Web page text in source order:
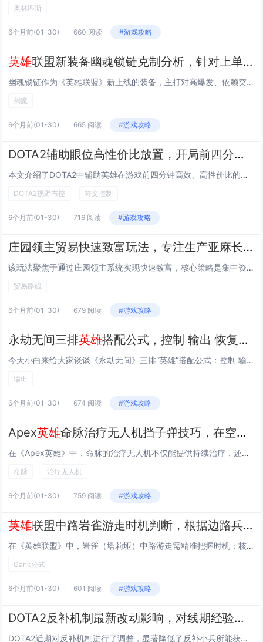
奥林匹斯
6个月前(01-30) 660 阅读 #游戏攻略
英雄联盟新装备幽魂锁链克制分析，针对上单剑魔与鳄鱼的主动使用时机
幽魂锁链作为《英雄联盟》新上线的装备，主打对高爆发、依赖突进与近战换血英雄的克制，尤其针对上单剑魔与鳄鱼效果显著，其主动技能可施加“幽魂标记”，使目标在3秒内受到的后续伤害提升，并禁用位移与治疗效果——完美反制剑魔开大后的强杀链及鳄鱼E技能...
剑魔
6个月前(01-30) 665 阅读 #游戏攻略
DOTA2辅助眼位高性价比放置，开局前四分钟控制符与防Gank的视野布控
本文介绍了DOTA2中辅助英雄在游戏前四分钟高效、高性价比的眼位布置策略，重点围绕河道符点控制与关键路口视野布控展开，强调在劣势路三角区、中路野区入口、己方野区隘口等位置优先插假眼或真眼，以兼顾抢符成功率与防Gank预警，建议结合己方英雄分...
DOTA2视野布控 符文控制
6个月前(01-30) 716 阅读 #游戏攻略
庄园领主贸易快速致富玩法，专注生产亚麻长袍并建立贸易路线的规划
该玩法聚焦于通过庄园领主系统实现快速致富，核心策略是集中资源高效生产亚麻长袍——一种需求稳定、加工链短、利润可观的基础制成品，玩家需优先升级亚麻种植、亚麻布纺织与裁缝工坊，确保原料自给与产能协同；同时规划多条高效贸易路线，对接高需求城镇（如...
贸易路线
6个月前(01-30) 679 阅读 #游戏攻略
永劫无间三排英雄搭配公式，控制 输出 恢复的版本最优解组合推荐
今天小白来给大家谈谈《永劫无间》三排“英雄”搭配公式：控制 输出 恢复的版本最优解组合推荐。，以及对应的知识点，希望对大家有所帮助，不要忘了收藏本站呢今天给各位分享《永劫无间》三排“英雄”搭配公式：控制 输出 恢复的版本最优解组合推荐。的知...
输出
6个月前(01-30) 674 阅读 #游戏攻略
Apex英雄命脉治疗无人机挡子弹技巧，在空旷地带利用无人机作为临时掩体
在《Apex英雄》中，命脉的治疗无人机不仅能提供持续治疗，还可作为战术掩体使用，玩家可在空旷地带主动部署无人机，利用其坚固的实体模型阻挡敌方子弹，为自身创造短暂安全空间，实现边打边治，该技巧尤其适用于转点、回血或被压制时，需注意无人机血量有...
命脉 治疗无人机
6个月前(01-30) 759 阅读 #游戏攻略
英雄联盟中路岩雀游走时机判断，根据边路兵线位置与打野动态的Gank公式
在《英雄联盟》中，岩雀（塔莉垭）中路游走需精准把握时机：核心依据是边路兵线位置与打野动向的协同判断，当边路兵线被推至敌方塔下或即将进塔时，敌方压线风险高、回防慢，是理想游走窗口；若己方打野正于该侧野区控图或已释放信号，可形成双人包夹，大幅提...
Gank公式
6个月前(01-30) 601 阅读 #游戏攻略
DOTA2反补机制最新改动影响，对线期经验获取减少后的压制策略调整
DOTA2近期对反补机制进行了调整，显著降低了反补小兵所能获得的经验值，尤其影响对线期的经验积累，这一改动削弱了传统依靠精准反补控线、压制对手发育的策略效果，迫使玩家重新评估对线思路，职业选手与高分段玩家开始更注重主动换血、技能消耗与兵线管...